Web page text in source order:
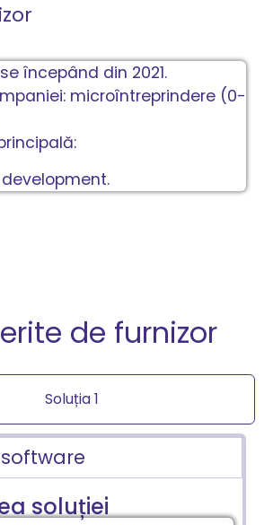
începând din 2021.
microîntreprindere (0-
de furnizor
Soluția 1
soluției